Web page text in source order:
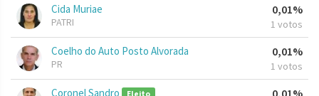
Cida Muriae
PATRI
0,01%
1 votos
Coelho do Auto Posto Alvorada
PR
0,01%
1 votos
Coronel Sandro Eleito